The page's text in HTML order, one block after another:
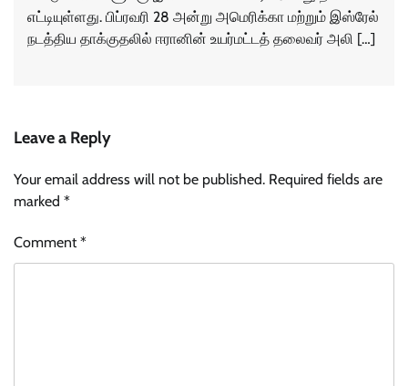
எட்டியுள்ளது. பிப்ரவரி 28 அன்று அமெரிக்கா மற்றும் இஸ்ரேல்
நடத்திய தாக்குதலில் ஈரானின் உயர்மட்டத் தலைவர் அலி […]
Leave a Reply
Your email address will not be published. Required fields are
marked *
Comment*